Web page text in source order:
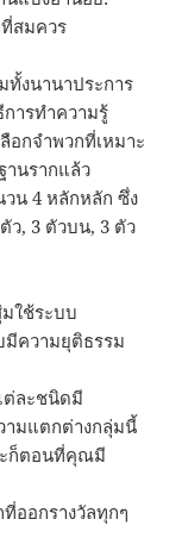
สมควร
ทั้งนานาประการ
ารทำความรู้
อกจำพวกที่เหมาะ
านรากแล้ว
น 4 หลักหลัก ซึ่ง
ว, 3 ตัวบน, 3 ตัว
ใช้ระบบ
มีความยุติธรรม
ต่ละชนิดมี
ามแตกต่างกลุ่มนี้
ะก็ตอนที่คุณมี
ออกรางวัลทุกๆ